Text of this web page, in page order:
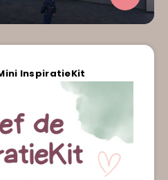
InspiratieKit